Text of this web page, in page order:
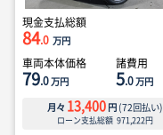
現金支払総額
84.0 万円
車両本体価格
79.0万円
諸費用
5.0万円
月々 13,400 円 (72回払い)
ローン支払総額 971,222円